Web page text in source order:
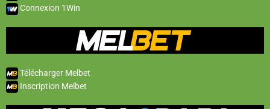
Connexion 1Win
Télécharger Melbet
Inscription Melbet